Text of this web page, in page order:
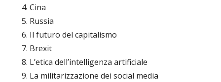
Cina
Russia
Il futuro del capitalismo
Brexit
L’etica dell’intelligenza artificiale
La militarizzazione dei social media